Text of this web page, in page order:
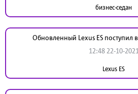
бизнес-седан
Обновленный Lexus ES поступил
12:48 22-10-2021
Lexus ES